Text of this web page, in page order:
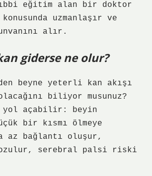
eğitim alan bir doktor
uzmanlaşır ve
alır.
giderse ne olur?
beyne yeterli kan akışı
biliyor musunuz?
yol açabilir: beyin
bir kısmı ölmeye
az bağlantı oluşur,
serebral palsi riski